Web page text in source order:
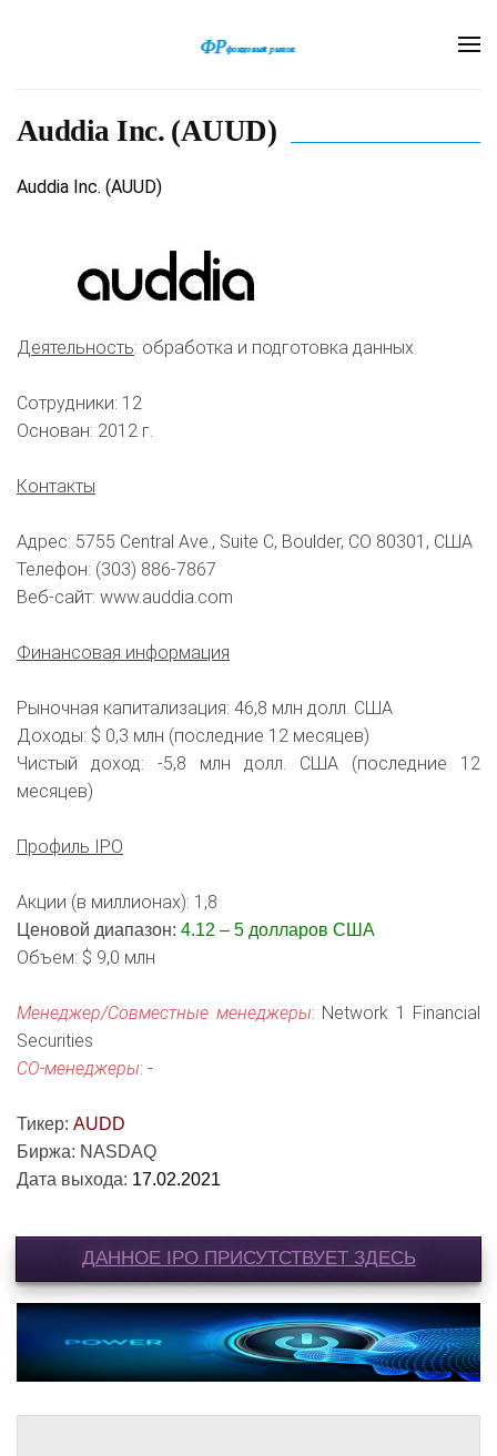
Auddia Inc. (AUUD)
Auddia Inc. (AUUD)
Деятельность: обработка и подготовка данных
Сотрудники: 12
Основан: 2012 г.
Контакты
Адрес: 5755 Central Ave., Suite C, Boulder, CO 80301, США
Телефон: (303) 886-7867
Веб-сайт: www.auddia.com
Финансовая информация
Рыночная капитализация: 46,8 млн долл. США
Доходы: $ 0,3 млн (последние 12 месяцев)
Чистый доход: -5,8 млн долл. США (последние 12
месяцев)
Профиль IPO
Акции (в миллионах): 1,8
Ценовой диапазон: 4.12 – 5 долларов США
Объем: $ 9,0 млн
Менеджер/Совместные менеджеры: Network 1 Financial
Securities
СО-менеджеры: -
Тикер: AUDD
Биржа: NASDAQ
Дата выхода: 17.02.2021
ДАННОЕ IPO ПРИСУТСТВУЕТ ЗДЕСЬ